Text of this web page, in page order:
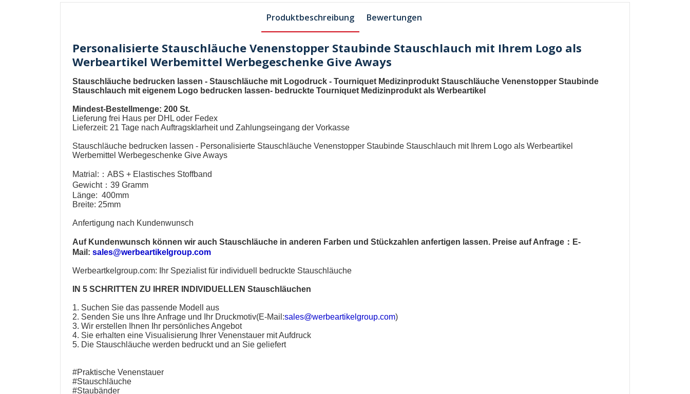
Produktbeschreibung Bewertungen
Personalisierte Stauschläuche Venenstopper Staubinde Stauschlauch mit Ihrem Logo als
Werbeartikel Werbemittel Werbegeschenke Give Aways
Stauschläuche bedrucken lassen -Stauschläuche mit Logodruck - Tourniquet MedizinproduktStauschläuche Venenstopper Staubinde
Stauschlauch mit eigenem Logo bedrucken lassen- bedruckte Tourniquet Medizinprodukt als Werbeartikel
Mindest-Bestellmenge: 200 St.
Lieferung frei Haus per DHL oder Fedex
Lieferzeit: 21 Tage nach Auftragsklarheit und Zahlungseingang der Vorkasse
Stauschläuche bedrucken lassen - Personalisierte Stauschläuche Venenstopper Staubinde Stauschlauch mit Ihrem Logo als Werbeartikel
Werbemittel Werbegeschenke Give Aways
Matrial:：ABS + Elastisches Stoffband
Gewicht：39 Gramm
Länge: 400mm
Breite: 25mm
Anfertigung nach Kundenwunsch
Auf Kundenwunsch können wir auchStauschläuche in anderen Farben und Stückzahlen anfertigen lassen. Preise auf Anfrage：E-
Mail:sales@werbeartikelgroup.com
Werbeartkelgroup.com: Ihr Spezialist für individuell bedruckte Stauschläuche
IN 5 SCHRITTEN ZU IHRER INDIVIDUELLENStauschläuchen
1. Suchen Sie das passende Modell aus
2. Senden Sie uns Ihre Anfrage und Ihr Druckmotiv(E-Mail:sales@werbeartikelgroup.com)
3. Wir erstellen Ihnen Ihr persönliches Angebot
4. Sie erhalten eine Visualisierung IhrerVenenstauer mit Aufdruck
5. Die Stauschläuche werden bedruckt und an Sie geliefert
#Praktische Venenstauer
#Stauschläuche
#Staubänder